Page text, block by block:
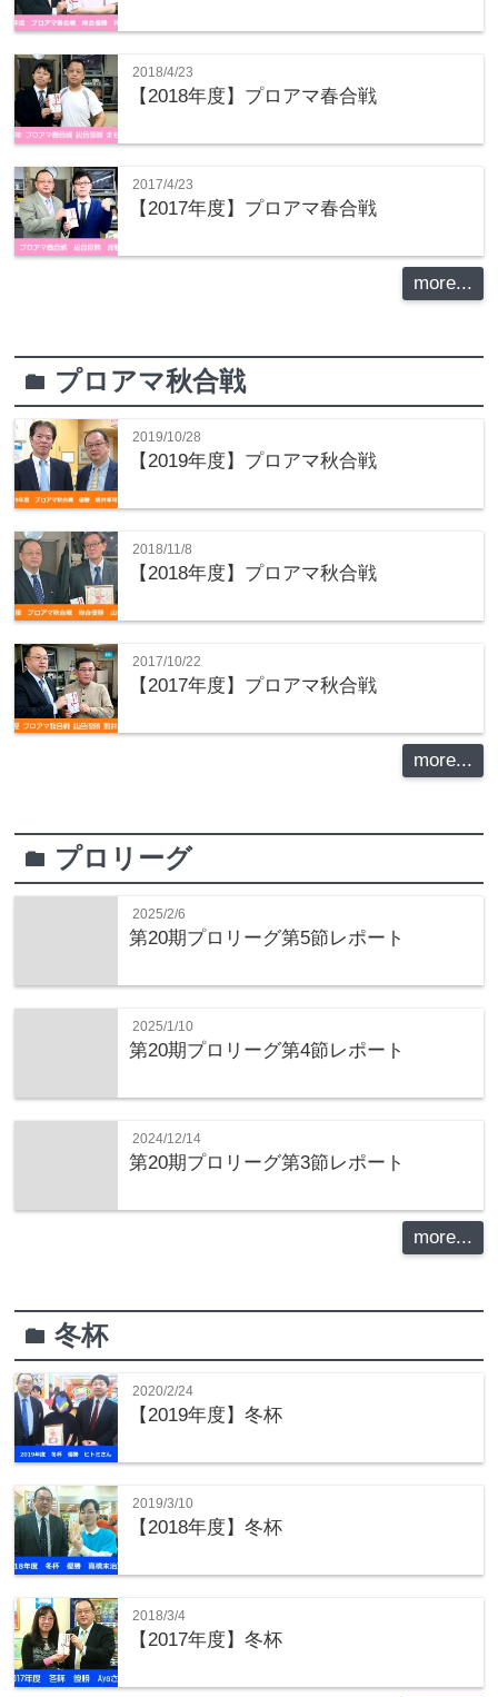
2018/4/23
【2018年度】プロアマ春合戦
2017/4/23
【2017年度】プロアマ春合戦
more...
folder プロアマ秋合戦
2019/10/28
【2019年度】プロアマ秋合戦
2018/11/8
【2018年度】プロアマ秋合戦
2017/10/22
【2017年度】プロアマ秋合戦
more...
folder プロリーグ
2025/2/6
第20期プロリーグ第5節レポート
2025/1/10
第20期プロリーグ第4節レポート
2024/12/14
第20期プロリーグ第3節レポート
more...
folder冬杯
2020/2/24
【2019年度】冬杯
2019/3/10
【2018年度】冬杯
2018/3/4
【2017年度】冬杯